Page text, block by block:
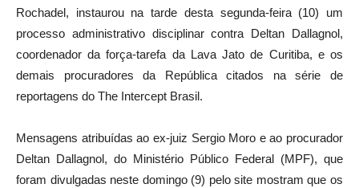
Rochadel, instaurou na tarde desta segunda-feira (10) um
processo administrativo disciplinar contra Deltan Dallagnol,
coordenador da força-tarefa da Lava Jato de Curitiba, e os
demais procuradores da República citados na série de
reportagens do The Intercept Brasil.
Mensagens atribuídas ao ex-juiz Sergio Moro e ao procurador
Deltan Dallagnol, do Ministério Público Federal (MPF), que
foram divulgadas neste domingo (9) pelo site mostram que os